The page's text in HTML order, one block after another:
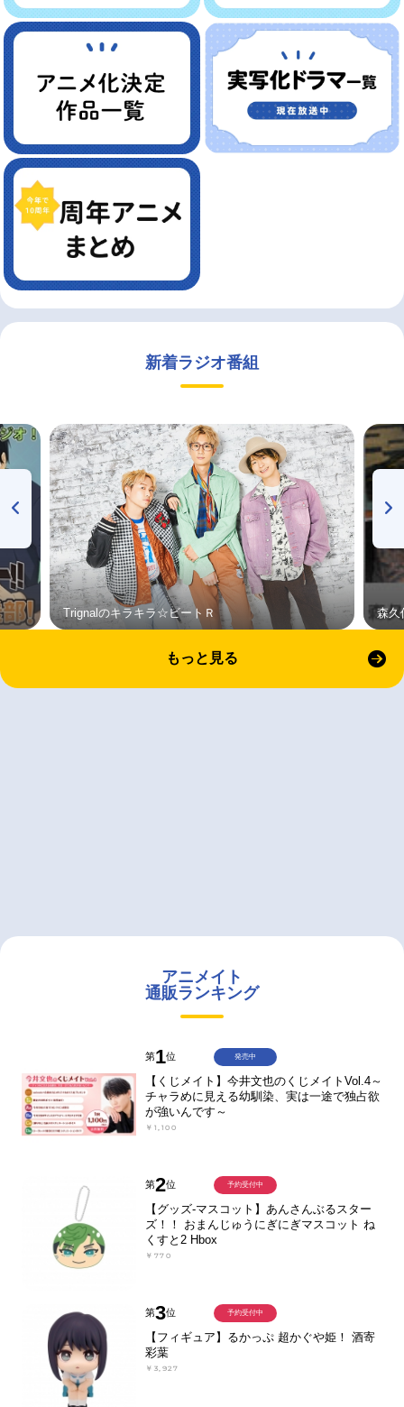
新着ラジオ番組
Trignalのキラキラ☆ビートＲ 森久
もっと見る
アニメイト
通販ランキング
第1位
【くじメイト】今井文也のくじメイトVol.4～
チャラめに見える幼馴染、実は一途で独占欲
が強いんです～
￥1,100
発売中
第2位
【グッズ-マスコット】あんさんぶるスター
ズ！！ おまんじゅうにぎにぎマスコット ね
くすと2 Hbox
￥770
予約受付中
第3位
【フィギュア】るかっぷ 超かぐや姫！ 酒寄
彩葉
￥3,927
予約受付中